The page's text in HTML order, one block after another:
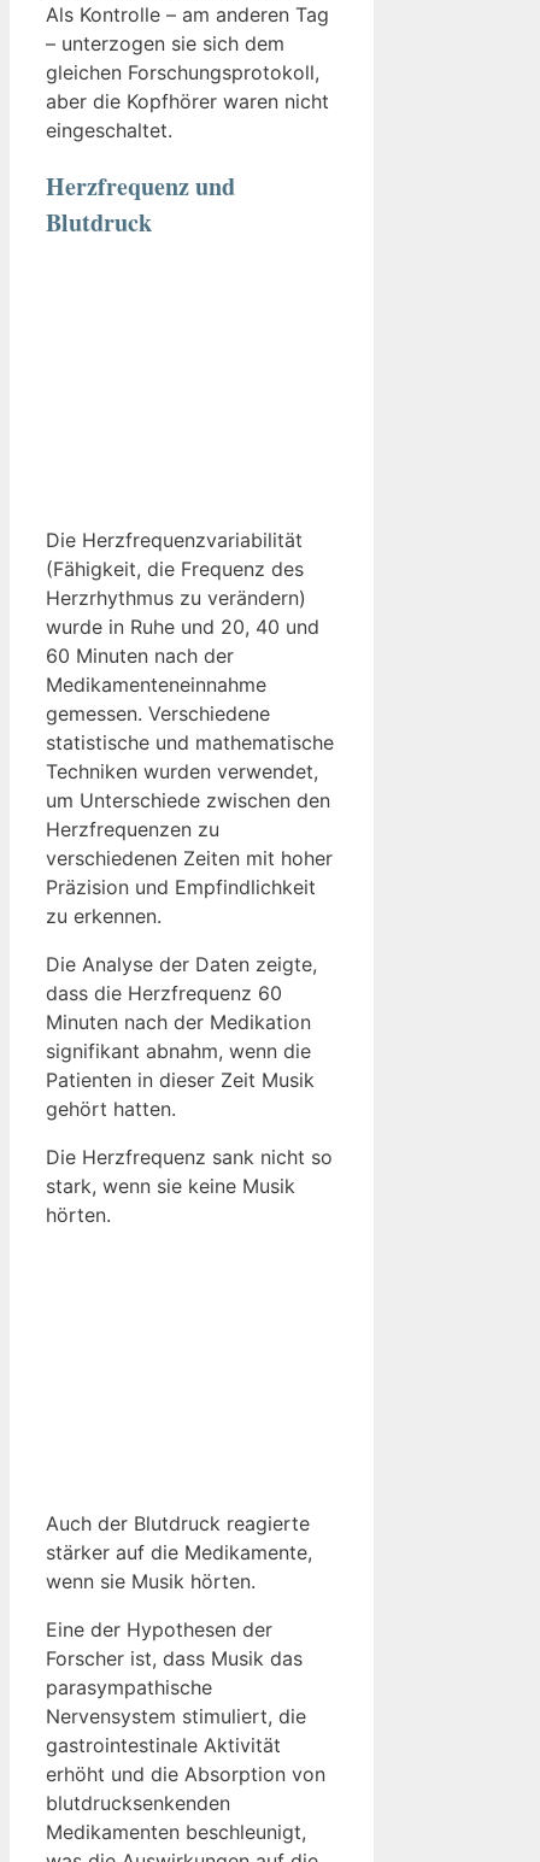
Als Kontrolle – am anderen Tag
– unterzogen sie sich dem
gleichen Forschungsprotokoll,
aber die Kopfhörer waren nicht
eingeschaltet.
Herzfrequenz und
Blutdruck
Die Herzfrequenzvariabilität
(Fähigkeit, die Frequenz des
Herzrhythmus zu verändern)
wurde in Ruhe und 20, 40 und
60 Minuten nach der
Medikamenteneinnahme
gemessen. Verschiedene
statistische und mathematische
Techniken wurden verwendet,
um Unterschiede zwischen den
Herzfrequenzen zu
verschiedenen Zeiten mit hoher
Präzision und Empfindlichkeit
zu erkennen.
Die Analyse der Daten zeigte,
dass die Herzfrequenz 60
Minuten nach der Medikation
signifikant abnahm, wenn die
Patienten in dieser Zeit Musik
gehört hatten.
Die Herzfrequenz sank nicht so
stark, wenn sie keine Musik
hörten.
Auch der Blutdruck reagierte
stärker auf die Medikamente,
wenn sie Musik hörten.
Eine der Hypothesen der
Forscher ist, dass Musik das
parasympathische
Nervensystem stimuliert, die
gastrointestinale Aktivität
erhöht und die Absorption von
blutdrucksenkenden
Medikamenten beschleunigt,